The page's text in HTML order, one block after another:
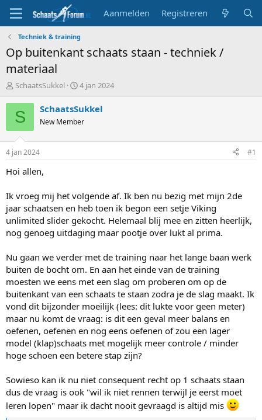
Aanmelden Registreren
Techniek & training
Op buitenkant schaats staan - techniek /
materiaal
T
p
i
s
a
r
r
SchaatsSukkel
S
a
t
t
4 jan 2024
S SchaatsSukkel
New Member
4 jan 2024 #1
Hoi allen,
Ik vroeg mij het volgende af. Ik ben nu bezig met mijn 2de
jaar schaatsen en heb toen ik begon een setje Viking
unlimited slider gekocht. Helemaal blij mee en zitten heerlijk,
nog genoeg uitdaging maar pootje over lukt al prima.
Nu gaan we verder met de training naar het lange baan werk
buiten de bocht om. En aan het einde van de training
moesten we eens met een slag om proberen om op de
buitenkant van een schaats te staan zodra je de slag maakt. Ik
vond dit bijzonder moeilijk (lees: dit lukte voor geen meter)
maar nu komt de vraag: is dit een geval meer balans en
oefenen, oefenen en nog eens oefenen of zou een lager
model (klap)schaats met mogelijk meer controle / minder
hoge schoen een betere stap zijn?
Sowieso kan ik nu niet consequent recht op 1 schaats staan
dus de vraag is ook "wil ik niet rennen terwijl je eerst moet
leren lopen" maar ik dacht nooit gevraagd is altijd mis